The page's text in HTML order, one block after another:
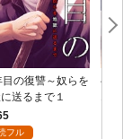
目の復讐～奴らを
送るまで１
フル
ベ